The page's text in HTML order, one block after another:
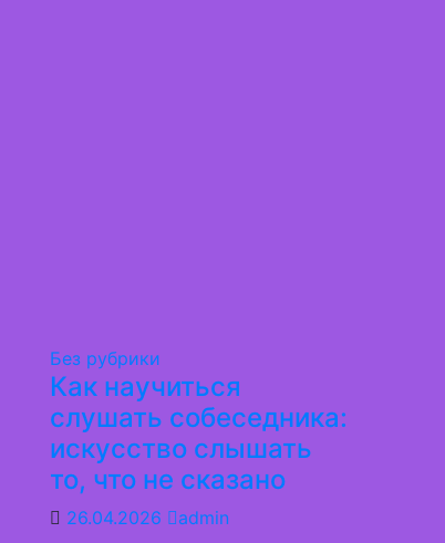
Без рубрики
Как научиться
слушать собеседника:
искусство слышать
то, что не сказано
26.04.2026 admin